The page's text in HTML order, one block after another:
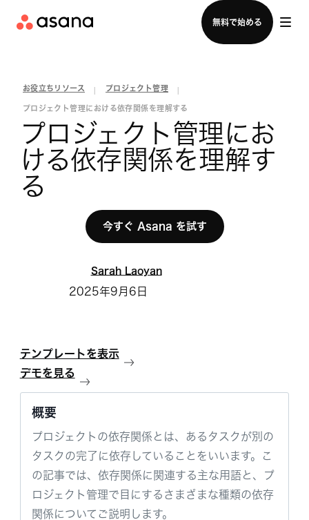
無料で始める
セールスチームに問い合わせる
お役立ちリソース プロジェクト管理
プロジェクト管理における依存関係を理解する
プロジェクト管理にお
ける依存関係を理解す
る
今すぐ Asana を試す
Sarah Laoyan
2025年9月6日
テンプレートを表示
デモを見る
概要
プロジェクトの依存関係とは、あるタスクが別の
タスクの完了に依存していることをいいます。こ
の記事では、依存関係に関連する主な用語と、プ
ロジェクト管理で目にするさまざまな種類の依存
関係についてご説明します。